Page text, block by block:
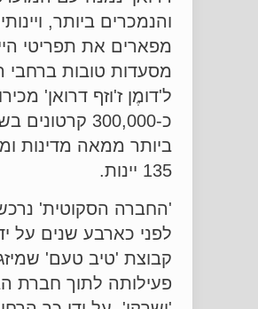
והנמכרים ביותר,
מפארים את תפריטי
מסעדות טובות ברחבי
ל'דומֶן ז'וזף דרואן'
כ-300,000
ביותר ממאה מדינות
135 יינות.
'החברה הסקוטית'
לפני כארבע שנים על
קבוצת 'טיב טעם'
פעילותה לתוך חברת